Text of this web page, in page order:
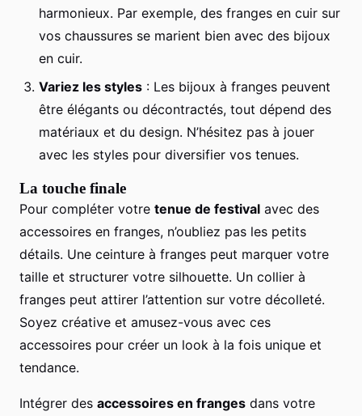
harmonieux. Par exemple, des franges en cuir sur
vos chaussures se marient bien avec des bijoux
en cuir.
Variez les styles : Les bijoux à franges peuvent
être élégants ou décontractés, tout dépend des
matériaux et du design. N’hésitez pas à jouer
avec les styles pour diversifier vos tenues.
La touche finale
Pour compléter votre tenue de festival avec des
accessoires en franges, n’oubliez pas les petits
détails. Une ceinture à franges peut marquer votre
taille et structurer votre silhouette. Un collier à
franges peut attirer l’attention sur votre décolleté.
Soyez créative et amusez-vous avec ces
accessoires pour créer un look à la fois unique et
tendance.
Intégrer des accessoires en franges dans votre